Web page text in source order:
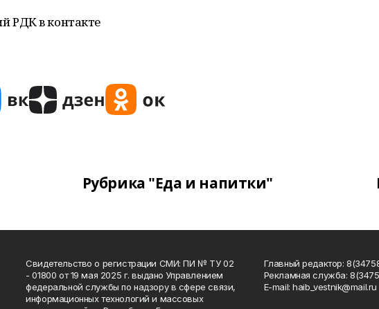
РДК в контакте
Рубрика "Еда и напитки"
Свидетельство о регистрации СМИ: ПИ № ТУ 02
- 01800 от 19 мая 2025 г. выдано Управлением
федеральной службы по надзору в сфере связи,
информационных технологий и массовых
Главный редактор:
Рекламная служба:
Е-mаil: haib_vestnik@mail.ru